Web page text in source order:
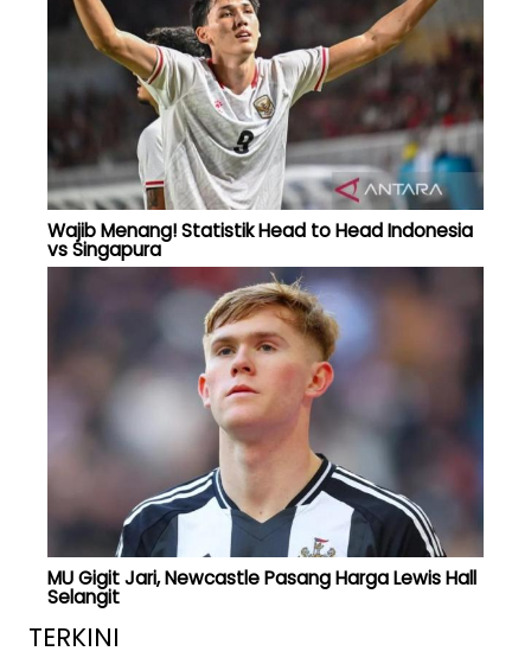
Wajib Menang! Statistik Head to Head Indonesia
vs Singapura
MU Gigit Jari, Newcastle Pasang Harga Lewis Hall
Selangit
TERKINI